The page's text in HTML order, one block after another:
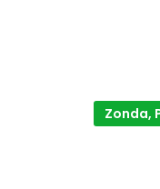
Zonda,